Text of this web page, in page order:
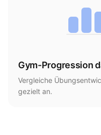
Gym-Progression
Vergleiche
gezielt an.